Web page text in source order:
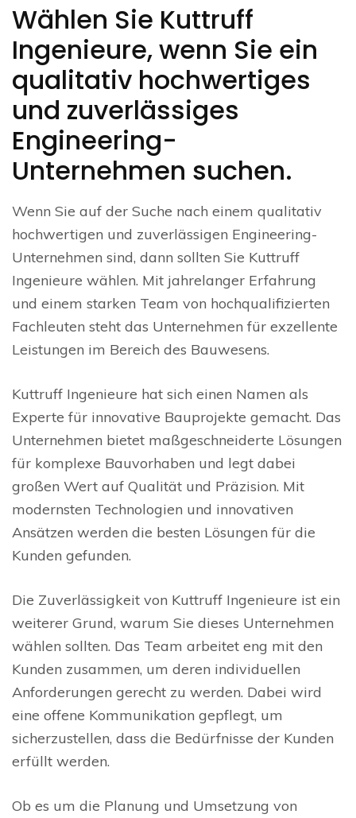
Wählen Sie Kuttruff
Ingenieure, wenn Sie ein
qualitativ hochwertiges
und zuverlässiges
Engineering-
Unternehmen suchen.
Wenn Sie auf der Suche nach einem qualitativ
hochwertigen und zuverlässigen Engineering-
Unternehmen sind, dann sollten Sie Kuttruff
Ingenieure wählen. Mit jahrelanger Erfahrung
und einem starken Team von hochqualifizierten
Fachleuten steht das Unternehmen für exzellente
Leistungen im Bereich des Bauwesens.
Kuttruff Ingenieure hat sich einen Namen als
Experte für innovative Bauprojekte gemacht. Das
Unternehmen bietet maßgeschneiderte Lösungen
für komplexe Bauvorhaben und legt dabei
großen Wert auf Qualität und Präzision. Mit
modernsten Technologien und innovativen
Ansätzen werden die besten Lösungen für die
Kunden gefunden.
Die Zuverlässigkeit von Kuttruff Ingenieure ist ein
weiterer Grund, warum Sie dieses Unternehmen
wählen sollten. Das Team arbeitet eng mit den
Kunden zusammen, um deren individuellen
Anforderungen gerecht zu werden. Dabei wird
eine offene Kommunikation gepflegt, um
sicherzustellen, dass die Bedürfnisse der Kunden
erfüllt werden.
Ob es um die Planung und Umsetzung von